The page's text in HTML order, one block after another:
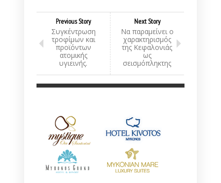
Previous Story
Συγκέντρωση
τροφίμων και
προϊόντων
ατομικής
υγιεινής.
Next Story
Να παραμείνει ο
χαρακτηρισμός
της Κεφαλονιάς
ως
σεισμόπληκτης